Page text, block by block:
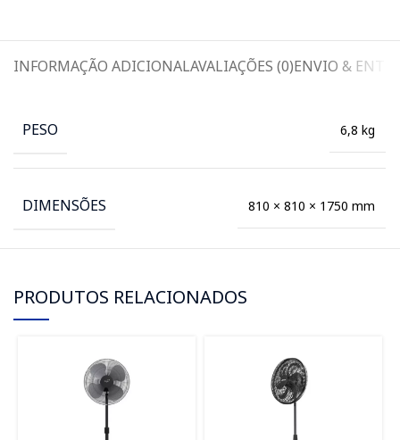
INFORMAÇÃO ADICIONALAVALIAÇÕES (0)ENVIO &
PESO 6,8 kg
DIMENSÕES 810 × 810 × 1750 mm
PRODUTOS RELACIONADOS